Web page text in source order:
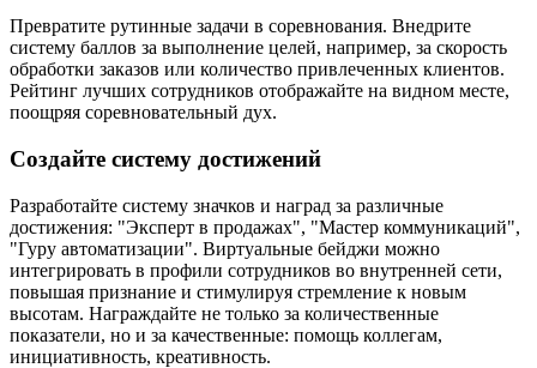
Превратите рутинные задачи в соревнования. Внедрите
систему баллов за выполнение целей, например, за скорость
обработки заказов или количество привлеченных клиентов.
Рейтинг лучших сотрудников отображайте на видном месте,
поощряя соревновательный дух.
Создайте систему достижений
Разработайте систему значков и наград за различные
достижения: "Эксперт в продажах", "Мастер коммуникаций",
"Гуру автоматизации". Виртуальные бейджи можно
интегрировать в профили сотрудников во внутренней сети,
повышая признание и стимулируя стремление к новым
высотам. Награждайте не только за количественные
показатели, но и за качественные: помощь коллегам,
инициативность, креативность.